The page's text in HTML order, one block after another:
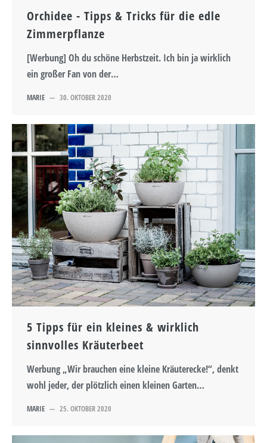
Orchidee - Tipps & Tricks für die edle
Zimmerpflanze
[Werbung] Oh du schöne Herbstzeit. Ich bin ja wirklich
ein großer Fan von der…
MARIE — 30. OKTOBER 2020
5 Tipps für ein kleines & wirklich
sinnvolles Kräuterbeet
Werbung „Wir brauchen eine kleine Kräuterecke!“, denkt
wohl jeder, der plötzlich einen kleinen Garten…
MARIE — 25. OKTOBER 2020